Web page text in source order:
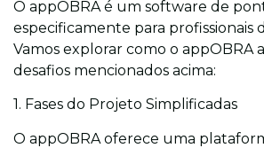
O appOBRA é um software de
especificamente para profissionais
Vamos explorar como o appOBRA
desafios mencionados acima:
1. Fases do Projeto Simplificadas
O appOBRA oferece uma